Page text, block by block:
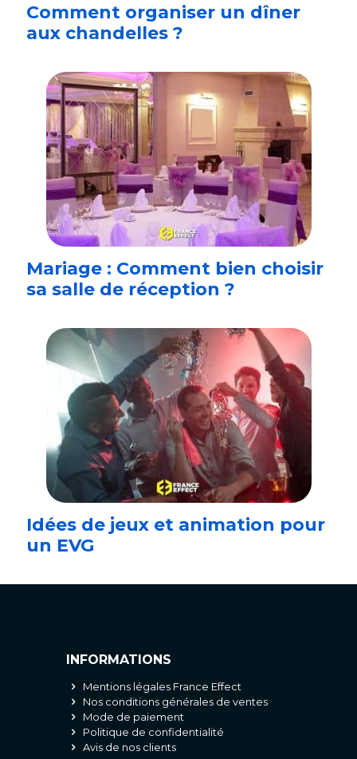
Comment organiser un dîner
aux chandelles ?
Mariage : Comment bien choisir
sa salle de réception ?
Idées de jeux et animation pour
un EVG
INFORMATIONS
Mentions légales France Effect
Nos conditions générales de ventes
Mode de paiement
Politique de confidentialité
Avis de nos clients